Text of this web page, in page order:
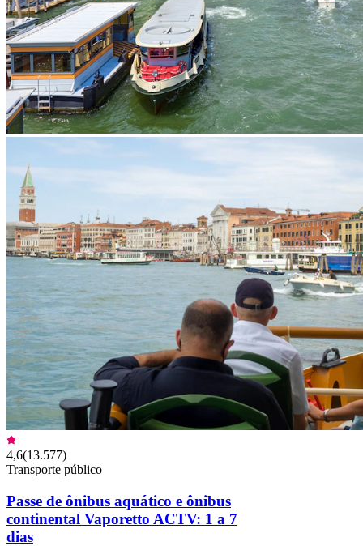
4,6(13.577)
Transporte público
Passe de ônibus aquático e ônibus
continental Vaporetto ACTV: 1 a 7
dias